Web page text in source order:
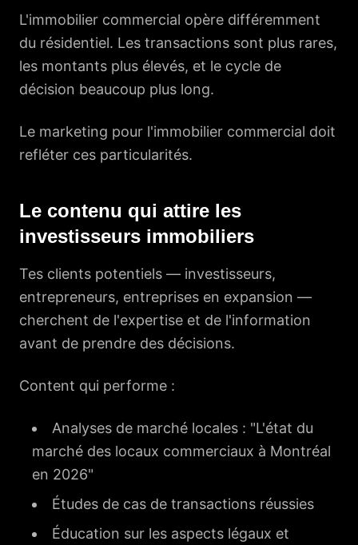
L'immobilier commercial opère différemment
du résidentiel. Les transactions sont plus rares,
les montants plus élevés, et le cycle de
décision beaucoup plus long.
Le marketing pour l'immobilier commercial doit
refléter ces particularités.
Le contenu qui attire les
investisseurs immobiliers
Tes clients potentiels — investisseurs,
entrepreneurs, entreprises en expansion —
cherchent de l'expertise et de l'information
avant de prendre des décisions.
Content qui performe :
Analyses de marché locales : "L'état du
marché des locaux commerciaux à Montréal
en 2026"
Études de cas de transactions réussies
Éducation sur les aspects légaux et